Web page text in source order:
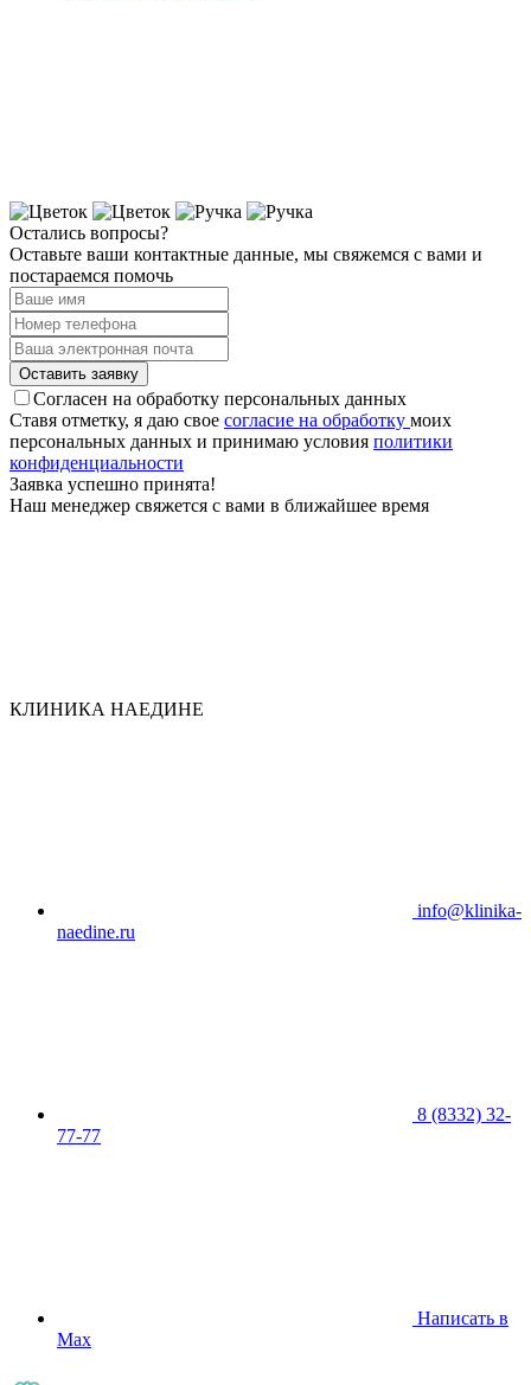
Остались вопросы?
Оставьте ваши контактные данные, мы свяжемся с вами и
постараемся помочь
Оставить заявку
Согласен на обработку персональных данных
Ставя отметку, я даю свое согласие на обработку моих
персональных данных и принимаю условия политики
конфиден­циальности
Заявка успешно принята!
Наш менеджер свяжется с вами в ближайшее время
КЛИНИКА НАЕДИНЕ
info@klinika-
naedine.ru
8 (8332) 32-
77-77
Написать в
Max